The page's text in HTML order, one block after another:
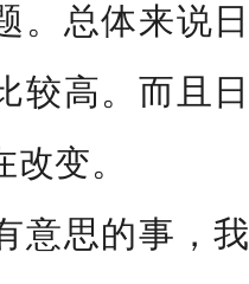
。总体来说
较高。而且
变。
意思的事，